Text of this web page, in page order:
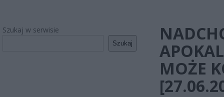
Szukaj w serwisie
Szukaj
MOŻE